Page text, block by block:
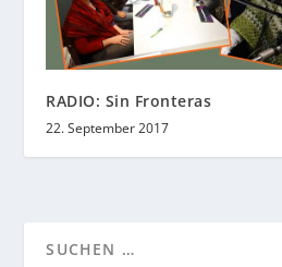
RADIO: Sin Fronteras
22. September 2017